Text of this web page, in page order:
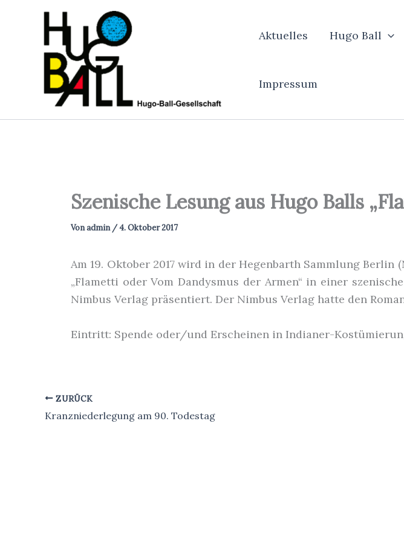
springen
Aktuelles Hugo Ball
Impressum
Szenische Lesung aus Hugo Balls
Vonadmin /4. Oktober 2017
Am 19. Oktober 2017 wird in der Hegenbarth Sammlung Berlin
„Flametti oder Vom Dandysmus der Armen“ in einer
Nimbus Verlag präsentiert. Der Nimbus Verlag hatte den
Eintritt: Spende oder/und Erscheinen in Indianer-
ZURÜCK
Kranzniederlegung am 90. Todestag